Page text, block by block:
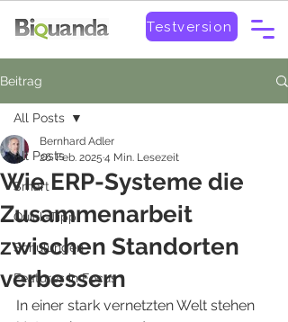
Testversion
Beitrag
All Posts
Smart
Quick-Tipp
Schulungen
Features in Focus
All Posts
Wie ERP-Systeme die
Zusammenarbeit
zwischen Standorten
verbessern
Bernhard Adler
26. Feb. 2025 4 Min. Lesezeit
In einer stark vernetzten Welt stehen